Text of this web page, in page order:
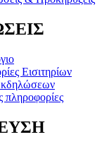
Εισιτηρίων
πληροφορίες